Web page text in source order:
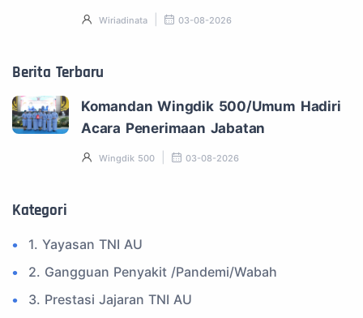
Wiriadinata 03-08-2026
Berita Terbaru
Komandan Wingdik 500/Umum Hadiri
Acara Penerimaan Jabatan
Wingdik 500 03-08-2026
Kategori
1. Yayasan TNI AU
2. Gangguan Penyakit /Pandemi/Wabah
3. Prestasi Jajaran TNI AU